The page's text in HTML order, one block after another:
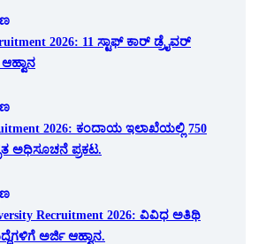
2026: 11 ಸ್ಟಾಫ್ ಕಾರ್ ಡ್ರೈವರ್
2026: ಕಂದಾಯ ಇಲಾಖೆಯಲ್ಲಿ 750
ಅಧಿಸೂಚನೆ ಪ್ರಕಟ.
Recruitment 2026: ವಿವಿಧ ಅತಿಥಿ
ಅರ್ಜಿ ಆಹ್ವಾನ.